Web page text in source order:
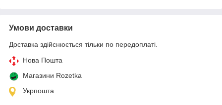
Умови доставки
Доставка здійснюється тільки по передоплаті.
Нова Пошта
Магазини Rozetka
Укрпошта